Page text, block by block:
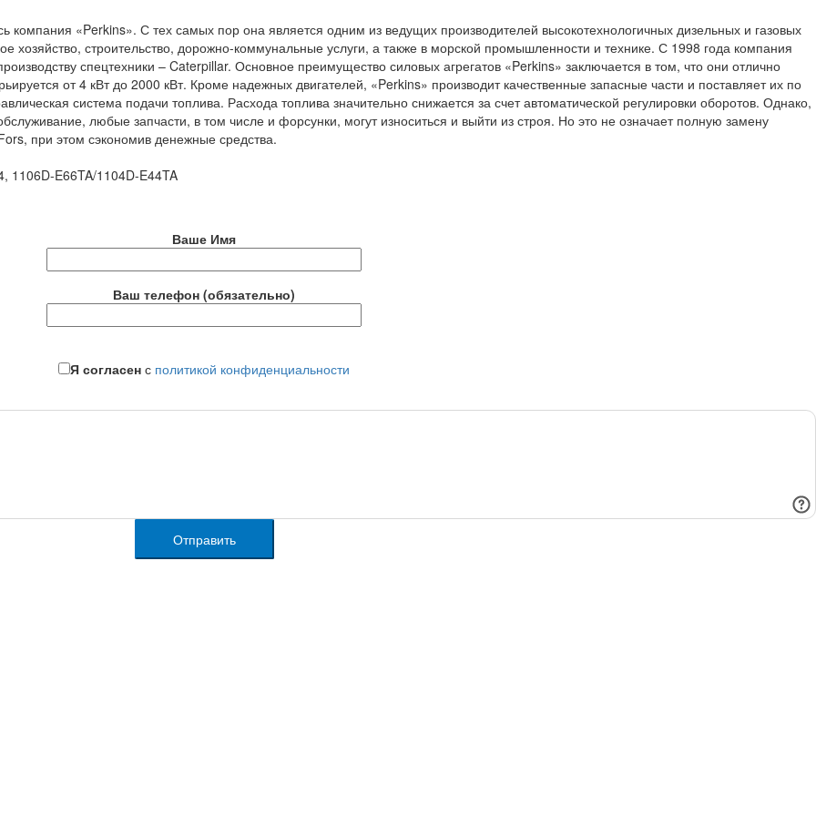
компания «Perkins». С тех самых пор она является одним из ведущих производителей высокотехнологичных дизельных и газовых
хозяйство, строительство, дорожно-коммунальные услуги, а также в морской промышленности и технике. С 1998 года компания
спецтехники – Caterpillar. Основное преимущество силовых агрегатов «Perkins» заключается в том, что они отлично
от 4 кВт до 2000 кВт. Кроме надежных двигателей, «Perkins» производит качественные запасные части и поставляет их по
система подачи топлива. Расхода топлива значительно снижается за счет автоматической регулировки оборотов. Однако,
любые запчасти, в том числе и форсунки, могут износиться и выйти из строя. Но это не означает полную замену
при этом сэкономив денежные средства.
1106D-E66TA/1104D-E44TA
Ваше Имя
Ваш телефон (обязательно)
Я согласен с политикой конфиденциальности